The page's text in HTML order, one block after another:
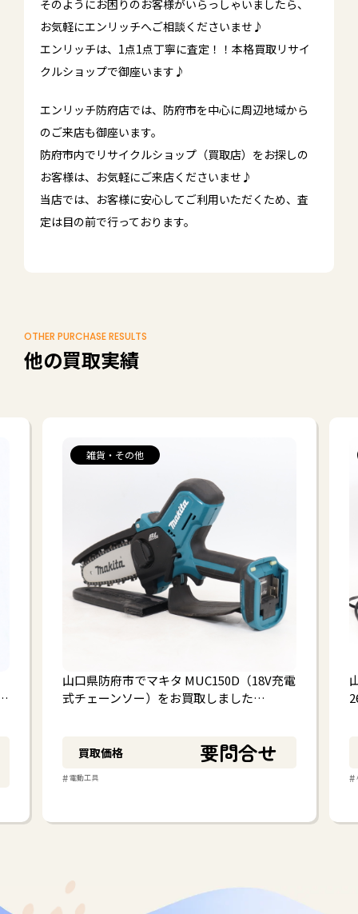
そのようにお困りのお客様がいらっしゃいましたら、
お気軽にエンリッチへご相談くださいませ♪
エンリッチは、1点1点丁寧に査定！！本格買取リサイ
クルショップで御座います♪
エンリッチ防府店では、防府市を中心に周辺地域から
のご来店も御座います。
防府市内でリサイクルショップ（買取店）をお探しの
お客様は、お気軽にご来店くださいませ♪
当店では、お客様に安心してご利用いただくため、査
定は目の前で行っております。
OTHER PURCHASE RESULTS
他の買取実績
雑貨・その他
山口県防府市でマキタ MUC150D（18V充電
式チェーンソー）をお買取しました…
買取価格 要問合せ
#電動工具 #